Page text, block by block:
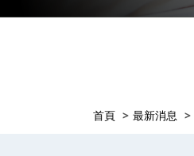
首頁 最新消息